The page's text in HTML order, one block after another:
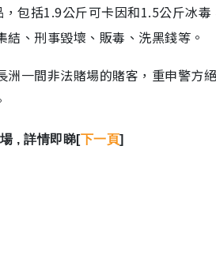
包括1.9公斤可卡因和1.5公斤冰
、刑事毀壞、販毒、洗黑錢等。
一間非法賭場的賭客，重申警方
, 詳情即睇[下一頁]